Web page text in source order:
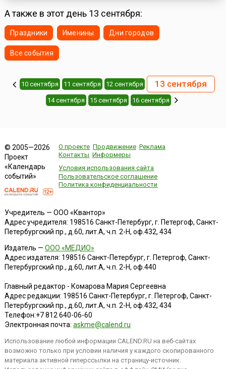
взрыва пострадали 119 семей. Четырьмя днями ранее
террорис...
А также в этот день 13 сентября:
Праздники Именины Дни городов
Все события
10 сентября 11 сентября 12 сентября 13 сентября
14 сентября 15 сентября 16 сентября
© 2005—2026
Проект
«Календарь
событий»
О проекте Продвижение Реклама
Контакты Информеры
Условия использования сайта
Пользовательское соглашение
Политика конфиденциальности
Учредитель — ООО «Квантор»
Адрес учредителя: 198516 Санкт-Петербург, г. Петергоф, Санкт-
Петербургский пр., д.60, лит.А, ч.п. 2-Н, оф.432, 434
Издатель — ООО «МЕДИО»
Адрес издателя: 198516 Санкт-Петербург, г. Петергоф, Санкт-
Петербургский пр., д.60, лит.А, ч.п. 2-Н, оф.440
Главный редактор - Комарова Мария Сергеевна
Адрес редакции: 198516 Санкт-Петербург, г. Петергоф, Санкт-
Петербургский пр., д.60, лит.А, ч.п. 2-Н, оф.432, 434
Телефон:+7 812 640-06-60
Электронная почта: askme@calend.ru
Использование любой информации CALEND.RU на веб-сайтах
возможно только при условии наличия у каждого скопированного
материала активной гиперссылки на страницу-источник.